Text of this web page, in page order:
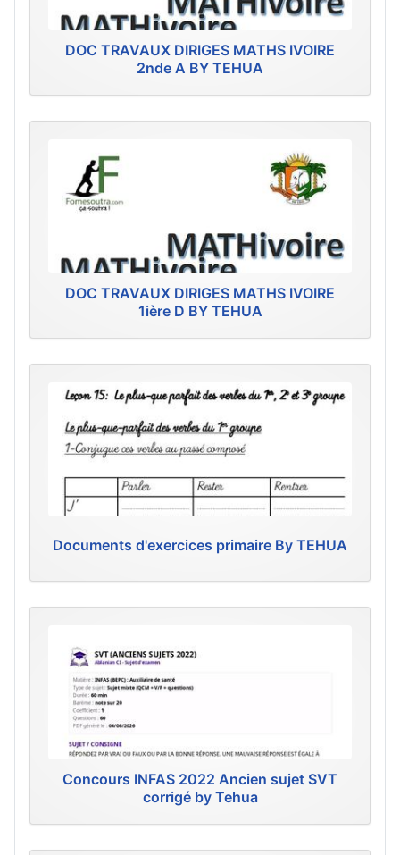
DOC TRAVAUX DIRIGES MATHS IVOIRE
2nde A BY TEHUA
DOC TRAVAUX DIRIGES MATHS IVOIRE
1ière D BY TEHUA
Documents d'exercices primaire By TEHUA
Concours INFAS 2022 Ancien sujet SVT
corrigé by Tehua